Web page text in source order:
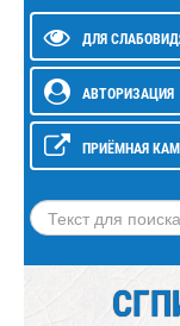
ДЛЯ
АВТОРИЗАЦИЯ
ПРИЁМНАЯ
Искать